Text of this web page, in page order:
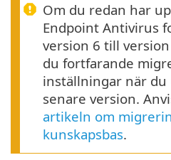
Om du redan har
Endpoint Antivirus
version 6 till
du fortfarande
inställningar när
senare version.
artikeln om
kunskapsbas.